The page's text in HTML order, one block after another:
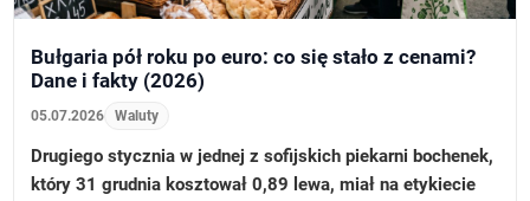
Bułgaria pół roku po euro: co się stało z cenami?
Dane i fakty (2026)
05.07.2026 Waluty
Drugiego stycznia w jednej z sofijskich piekarni bochenek,
który 31 grudnia kosztował 0,89 lewa, miał na etykiecie